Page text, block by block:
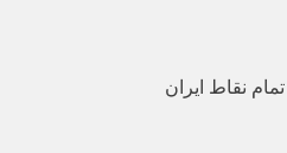
نقاط ایران